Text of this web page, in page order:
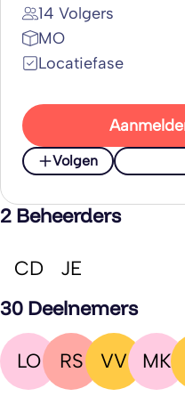
14 Volgers
MO
Locatiefase
Volgen
2 Beheerders
CD JE
30 Deelnemers
LO RS VV MK